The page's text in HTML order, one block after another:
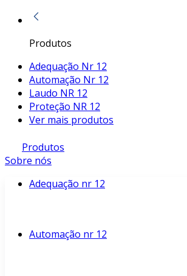
Produtos
Adequação Nr 12
Automação Nr 12
Laudo NR 12
Proteção NR 12
Ver mais produtos
Produtos
Sobre nós
Adequação nr 12
Automação nr 12